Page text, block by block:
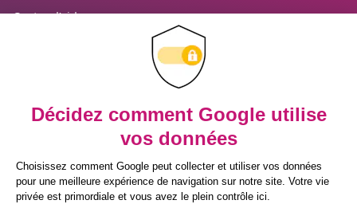
Centre d’aide
Recevez notre newsletter
Inscrivez-vous à notre newsletter pour
prendre une longueur d’avance sur vos
enjeux RH.